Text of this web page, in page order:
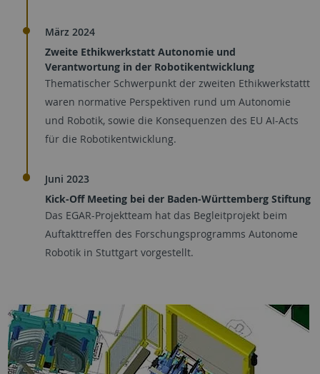
März 2024
Zweite Ethikwerkstatt Autonomie und
Verantwortung in der Robotikentwicklung
Thematischer Schwerpunkt der zweiten Ethikwerkstattt
waren normative Perspektiven rund um Autonomie
und Robotik, sowie die Konsequenzen des EU AI-Acts
für die Robotikentwicklung.
Juni 2023
Kick-Off Meeting bei der Baden-Württemberg Stiftung
Das EGAR-Projektteam hat das Begleitprojekt beim
Auftakttreffen des Forschungsprogramms Autonome
Robotik in Stuttgart vorgestellt.